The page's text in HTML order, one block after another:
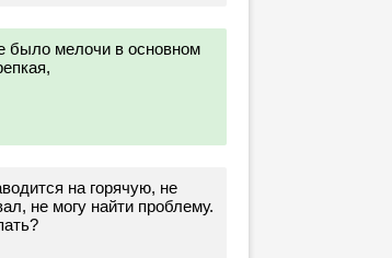
было мелочи в основном
на горячую, не
не могу найти проблему.